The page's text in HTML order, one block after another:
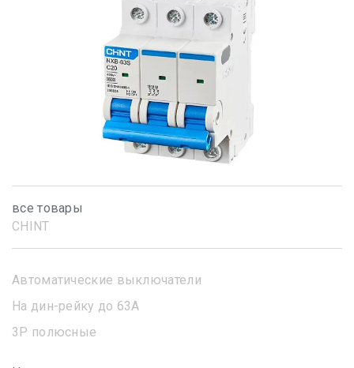
все товары
CHINT
Автоматические выключатели
На дин-рейку до 63А
3Р полюсные